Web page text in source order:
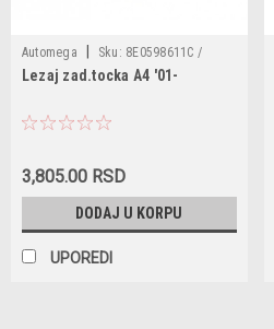
Automega Sku: 8E0598611C /
110099310 / 30931121 / 8E0598611 /
Lezaj zad.tocka A4 '01-
3,805.00 RSD
DODAJ U KORPU
UPOREDI